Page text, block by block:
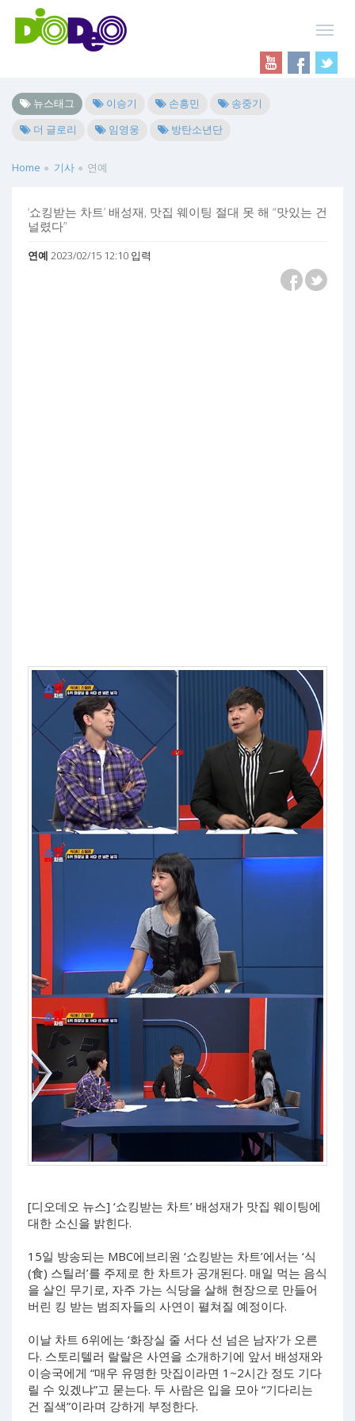
뉴스태그 이승기 손흥민
송중기
더 글로리
임영웅 방탄소년단
Home 기사 연예
‘쇼킹받는 차트’ 배성재, 맛집 웨이팅 절대 못 해 “맛있는 건
널렸다”
연예 2023/02/15 12:10 입력
[디오데오 뉴스] ‘쇼킹받는 차트’ 배성재가 맛집 웨이팅에
대한 소신을 밝힌다.
15일 방송되는 MBC에브리원 ‘쇼킹받는 차트’에서는 ‘식
(食) 스틸러’를 주제로 한 차트가 공개된다. 매일 먹는 음식
을 살인 무기로, 자주 가는 식당을 살해 현장으로 만들어
버린 킹 받는 범죄자들의 사연이 펼쳐질 예정이다.
이날 차트 6위에는 ‘화장실 줄 서다 선 넘은 남자’가 오른
다. 스토리텔러 랄랄은 사연을 소개하기에 앞서 배성재와
이승국에게 “매우 유명한 맛집이라면 1~2시간 정도 기다
릴 수 있겠냐”고 묻는다. 두 사람은 입을 모아 “기다리는
건 질색”이라며 강하게 부정한다.